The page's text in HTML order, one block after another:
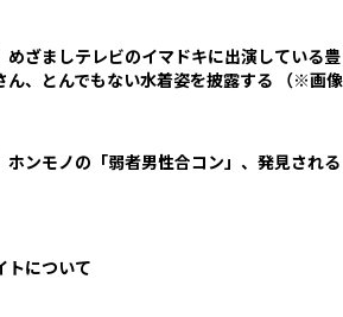
めざましテレビのイマドキに出演している豊
ん、とんでもない水着姿を披露する （※画像
ホンモノの「弱者男性合コン」、発見される
トについて